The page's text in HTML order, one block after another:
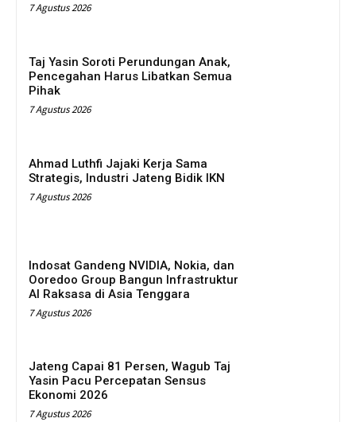
7 Agustus 2026
Taj Yasin Soroti Perundungan Anak,
Pencegahan Harus Libatkan Semua
Pihak
7 Agustus 2026
Ahmad Luthfi Jajaki Kerja Sama
Strategis, Industri Jateng Bidik IKN
7 Agustus 2026
Indosat Gandeng NVIDIA, Nokia, dan
Ooredoo Group Bangun Infrastruktur
AI Raksasa di Asia Tenggara
7 Agustus 2026
Jateng Capai 81 Persen, Wagub Taj
Yasin Pacu Percepatan Sensus
Ekonomi 2026
7 Agustus 2026